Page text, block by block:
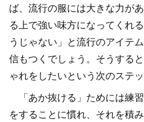
ば、流行の服には大きな力が
る上で強い味方になってくれ
うじゃない」と流行のアイテ
信もつくでしょう。そうする
ゃれをしたいという次のステッ
「あか抜ける」ためには練
をすることに慣れ、それを積